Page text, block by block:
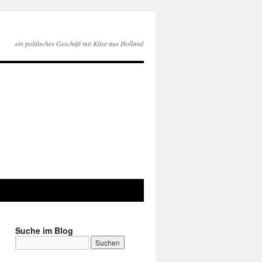
ein politisches Geschäft mit Käse aus Holland
Suche im Blog